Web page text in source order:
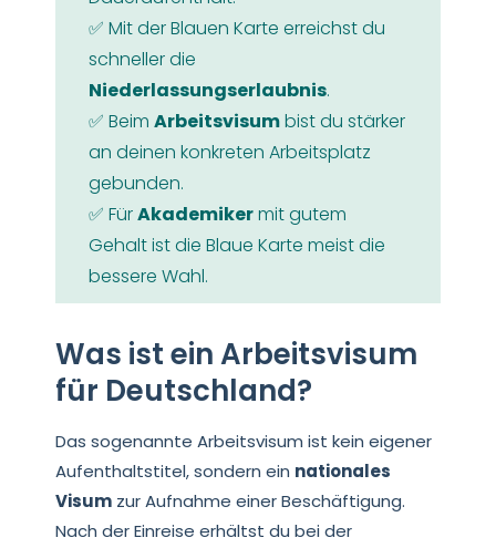
✅ Mit der Blauen Karte erreichst du
schneller die
Niederlassungserlaubnis.
✅ Beim Arbeitsvisumbist du stärker
an deinen konkreten Arbeitsplatz
gebunden.
✅ FürAkademikermit gutem
Gehalt ist die Blaue Karte meist die
bessere Wahl.
Was ist ein Arbeitsvisum
für Deutschland?
Das sogenannte Arbeitsvisum ist kein eigener
Aufenthaltstitel, sondern ein nationales
Visum zur Aufnahme einer Beschäftigung.
Nach der Einreise erhältst du bei der